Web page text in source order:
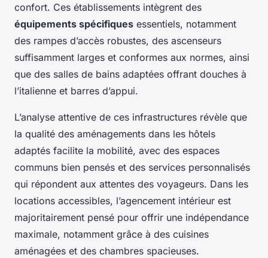
confort. Ces établissements intègrent des
équipements spécifiques essentiels, notamment
des rampes d’accès robustes, des ascenseurs
suffisamment larges et conformes aux normes, ainsi
que des salles de bains adaptées offrant douches à
l’italienne et barres d’appui.
L’analyse attentive de ces infrastructures révèle que
la qualité des aménagements dans les hôtels
adaptés facilite la mobilité, avec des espaces
communs bien pensés et des services personnalisés
qui répondent aux attentes des voyageurs. Dans les
locations accessibles, l’agencement intérieur est
majoritairement pensé pour offrir une indépendance
maximale, notamment grâce à des cuisines
aménagées et des chambres spacieuses.